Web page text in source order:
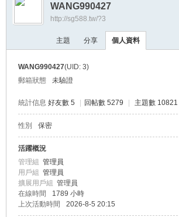
›
WANG990427
http://sg588.tw/?3
主題 分享 個人資料
WANG990427(UID: 3)
郵箱狀態
未驗證
統計信息 好友數 5 回帖數 5279 主題數 10821
性別 保密
活躍概況
管理組 管理員
用戶組 管理員
擴展用戶組 管理員
在線時間
1789 小時
上次活動時間
2026-8-5 20:15